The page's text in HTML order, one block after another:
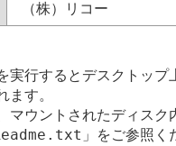
（株）リコー
実行するとデスクトップ
す。
マウントされたディスク
」をご参照く